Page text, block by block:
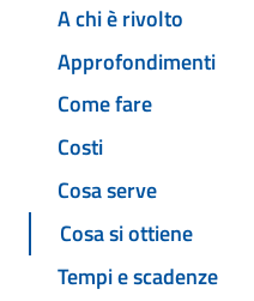
A chi è rivolto
Approfondimenti
Come fare
Costi
Cosa serve
Cosa si ottiene
Tempi e scadenze